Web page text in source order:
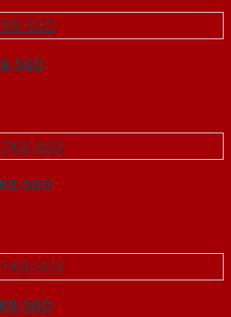
SGD
SGD
SGD